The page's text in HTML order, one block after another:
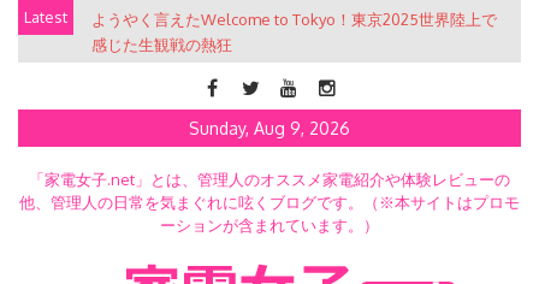
SkipLatest
ようやく言えたWelcome to Tokyo！東京2025世界陸上で
感じた生観戦の熱狂
Sunday, Aug 9, 2026
「家電女子.net」とは、管理人のオススメ家電紹介や体験レビューの
他、管理人の日常を気まぐれに呟くブログです。（※本サイトはプロモ
ーションが含まれています。）